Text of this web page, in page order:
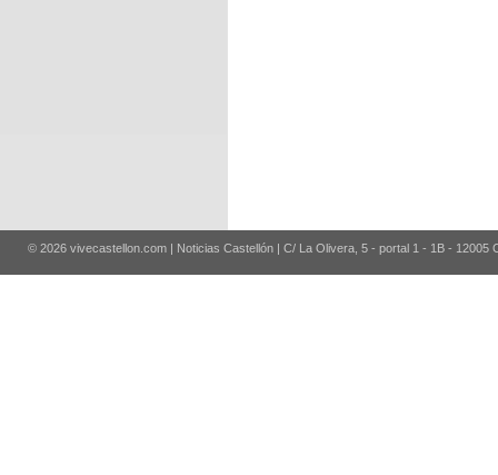
© 2026 vivecastellon.com | Noticias Castellón | C/ La Olivera, 5 - portal 1 - 1B - 12005